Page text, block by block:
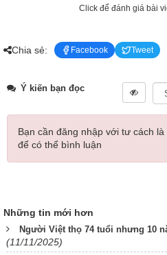
Click để đánh giá bài
Chia sẻ: Facebook Tweet
Ý kiến bạn đọc
Bạn cần đăng nhập với tư cách là
để có thể bình luận
Những tin mới hơn
Người Việt thọ 74 tuổi nhưng 10
(11/11/2025)